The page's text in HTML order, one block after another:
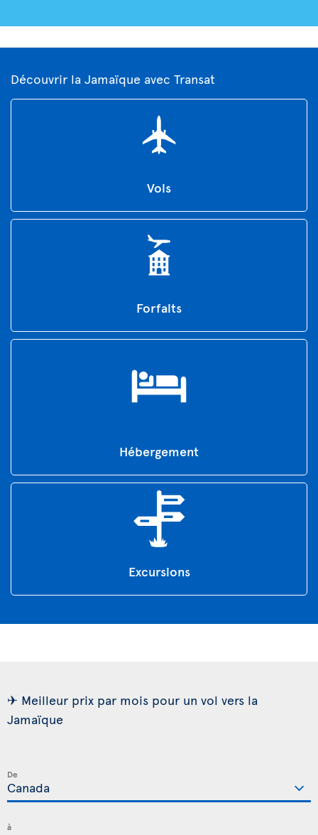
Découvrir la Jamaïque avec Transat
Vols
Forfaits
Hébergement
Excursions
✈ Meilleur prix par mois pour un vol vers la
Jamaïque
De
à